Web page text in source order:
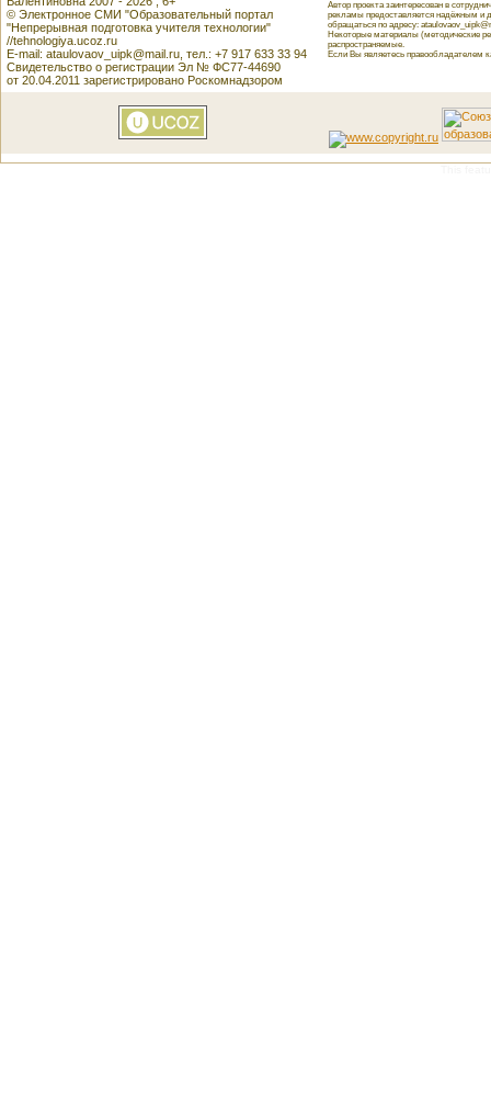
© Электронное СМИ "Образовательный портал
"Непрерывная подготовка учителя технологии"
//tehnologiya.ucoz.ru
E-mail: ataulovaov_uipk@mail.ru, тел.: +7 917 633 33 94
Свидетельство о регистрации Эл № ФС77-44690
от 20.04.2011 зарегистрировано Роскомнадзором
Автор проекта заинтересован в
рекламы предоставляется надёжным и
обращаться по адресу:
Некоторые материалы (методические
распространяемые.
Если Вы являетесь правообладателем